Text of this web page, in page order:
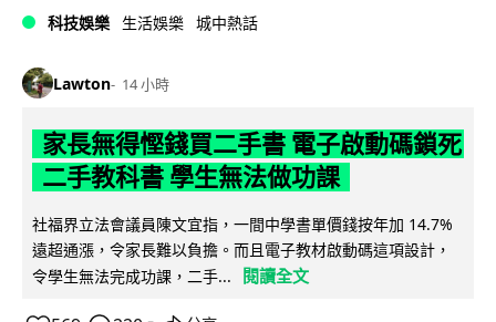
科技娛樂 生活娛樂 城中熱話
Lawton 14 小時
家長無得慳錢買二手書 電子啟動碼鎖死
二手教科書 學生無法做功課
社福界立法會議員陳文宜指，一間中學書單價錢按年加 14.7%
遠超通漲，令家長難以負擔。而且電子教材啟動碼這項設計，
令學生無法完成功課，二手...
閱讀全文